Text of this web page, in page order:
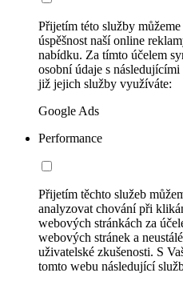
Přijetím této služby
úspěšnost naší online
nabídku. Za tímto účelem
osobní údaje s
již jejich služby využíváte:
Google Ads
Performance
Přijetím těchto služeb
analyzovat chování při
webových stránkách za
webových stránek a
uživatelské zkušenosti. S
tomto webu následující